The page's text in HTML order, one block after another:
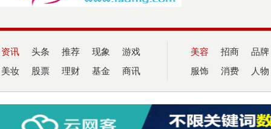
资讯 头条 推荐 现象 游戏
美妆 股票 理财 基金 商讯
美容 招商 品牌
服饰 消费 人物